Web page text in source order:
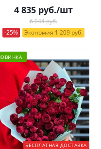
4 835руб./шт
6 044 руб.
-25%
Экономия 1 209 руб.
БЕСПЛАТНАЯ ДОСТАВКА